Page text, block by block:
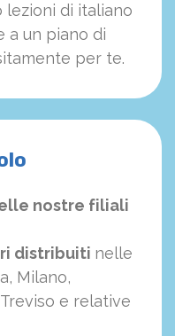
lezioni di italiano
a un piano di
per te.
nostre filiali
distribuiti nelle
Milano,
e relative